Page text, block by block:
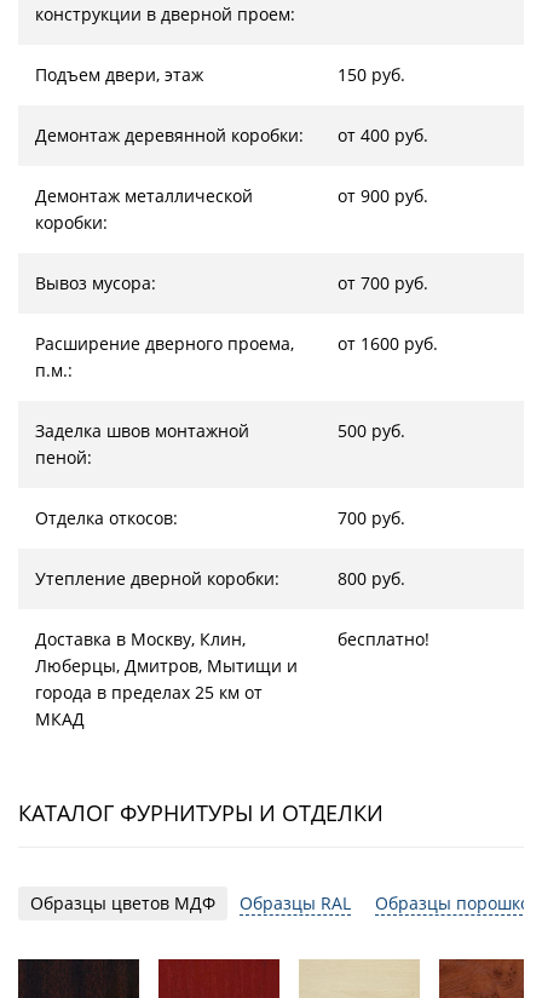
конструкции в дверной проем:
Подъем двери, этаж 150 руб.
Демонтаж деревянной коробки: от 400 руб.
Демонтаж металлической
коробки:
от 900 руб.
Вывоз мусора: от 700 руб.
Расширение дверного проема,
п.м.:
от 1600 руб.
Заделка швов монтажной
пеной:
500 руб.
Отделка откосов: 700 руб.
Утепление дверной коробки: 800 руб.
Доставка в Москву, Клин,
Люберцы, Дмитров, Мытищи и
города в пределах 25 км от
МКАД
бесплатно!
КАТАЛОГ ФУРНИТУРЫ И ОТДЕЛКИ
Образцы цветов МДФ Образцы RAL Образцы